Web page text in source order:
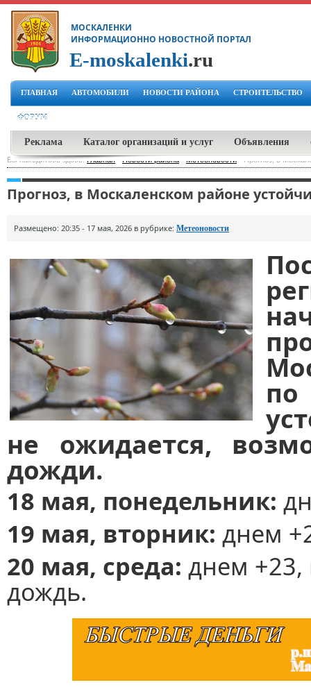
МОСКАЛЕНКИ
ИНФОРМАЦИОННО НОВОСТНОЙ ПОРТАЛ
E-moskalenki.ru
ГЛАВНАЯ АВТОМОБИЛИ НОВОСТИ РАЙОНА СТРОИТЕЛЬСТВО
ФОРУМ
Реклама Каталог организаций и услуг Объявления
Вы находитесь здесь:Главная-Новости района Метеоновости Прогноз, в
Прогноз, в Москаленском районе
Размещено: 20:35 - 17 мая, 2026 в рубрике: Метеоновости
не ожидается,
дожди.
18 мая, понедельник:
19 мая, вторник: днем
20 мая, среда: днем
дождь.